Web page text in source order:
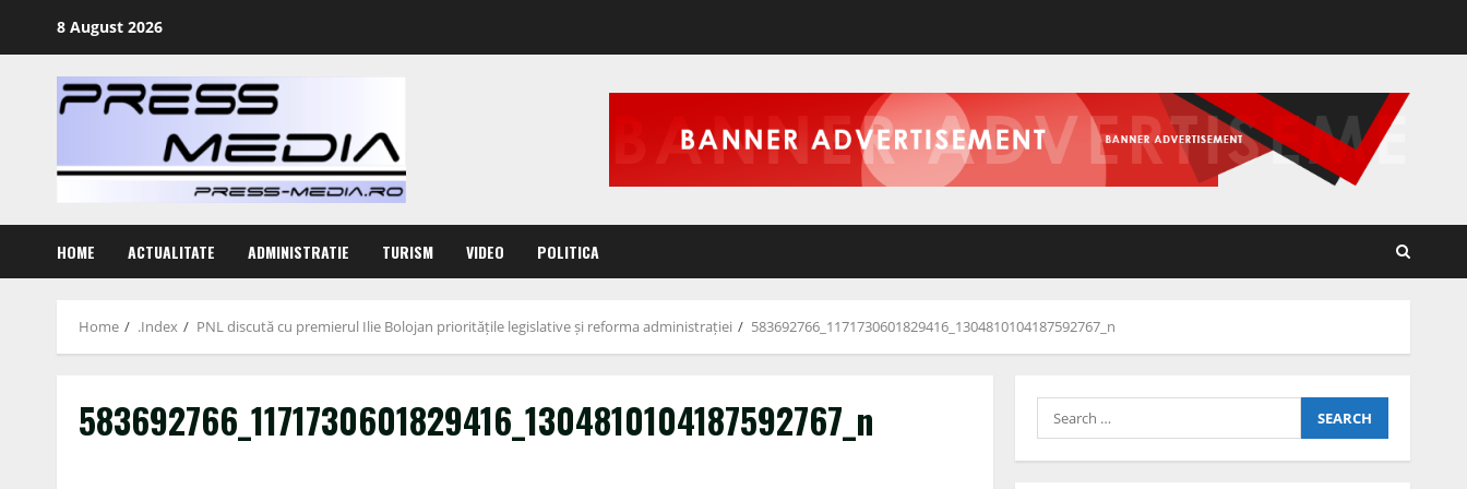
8 August 2026
HOME ACTUALITATE ADMINISTRATIE TURISM VIDEO POLITICA
Home .Index PNL discută cu premierul Ilie Bolojan prioritățile legislative și reforma administrației 583692766_1171730601829416_1304810104187592767_n
583692766_1171730601829416_1304810104187592767_n
Search
for: